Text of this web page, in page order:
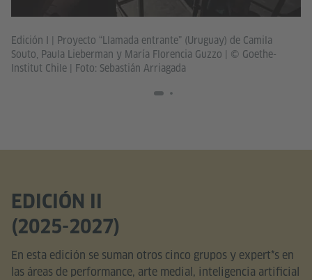
Edición I | Proyecto “Llamada entrante” (Uruguay) de Camila
Souto, Paula Lieberman y María Florencia Guzzo | © Goethe-
Institut Chile | Foto: Sebastián Arriagada
EDICIÓN II
(2025-2027)
En esta edición se suman otros cinco grupos y expert*s en
las áreas de performance, arte medial, inteligencia artificial